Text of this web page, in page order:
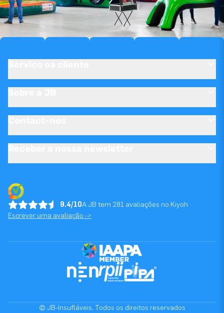
9.4/10A JB tem 281 avaliações no Kiyoh
Escrever uma avaliação ->
© JB-Insufláveis. Todos os direitos reservados